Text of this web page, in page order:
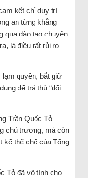
kết chỉ duy trì
an từng khẳng
qua đào tạo chuyên
là điều rất rủi ro
quyền, bắt giữ
để trả thù “đối
Trần Quốc Tỏ
chủ trương, mà còn
kế thể chế của Tổng
Tỏ đã vô tình cho